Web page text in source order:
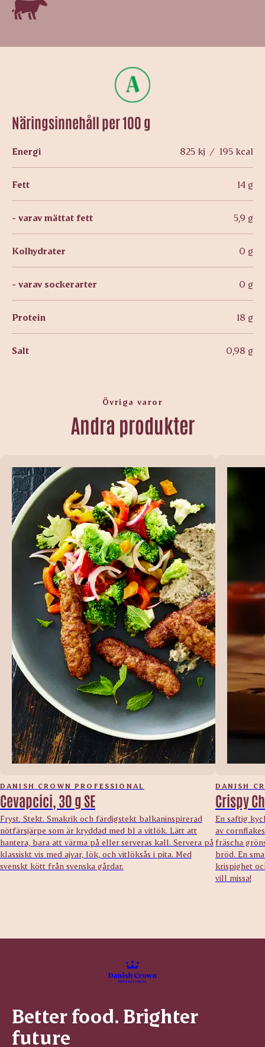
Näringsinnehåll per 100 g
Energi 825 kj / 195 kcal
Fett 14 g
- varav mättat fett 5,9 g
Kolhydrater 0 g
- varav sockerarter 0 g
Protein 18 g
Salt 0,98 g
Övriga varor
Andra produkter
DANISH CROWN PROFESSIONAL
Cevapcici, 30 g SE
Fryst. Stekt. Smakrik och färdigstekt balkaninspirerad
nötfärsjärpe som är kryddad med bl a vitlök. Lätt att
hantera, bara att värma på eller serveras kall. Servera på
klassiskt vis med ajvar, lök, och vitlöksås i pita. Med
svenskt kött från svenska gårdar.
DANISH
Crispy
En saftig
av
fräscha
bröd. En
krispighet
vill missa!
Better food. Brighter
future